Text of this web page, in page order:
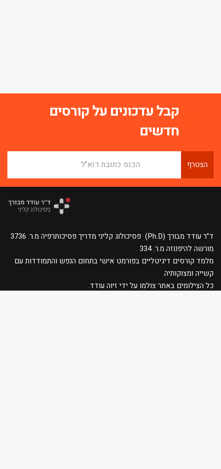
קבל עדכונים על קורסים
חדשים
הצטרף
ד”ר עודד מבורך (Ph.D) פסיכולוג קליני מדריך פסיכותרפיה מ.ר. 3736
מורשה להיפנוזה מ.ר. 334
מלמד קורסים דיגיטליים בפורמט אישי בתחום הנפש והתמודדות עם
קשייה ומצוקותיה.
כל הצילומים באתר צולמו על ידי זיוה עודד.